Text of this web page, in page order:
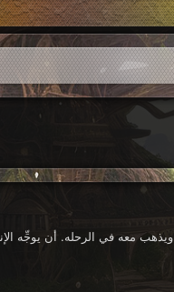
معه في الرحله. أن يوجِّه